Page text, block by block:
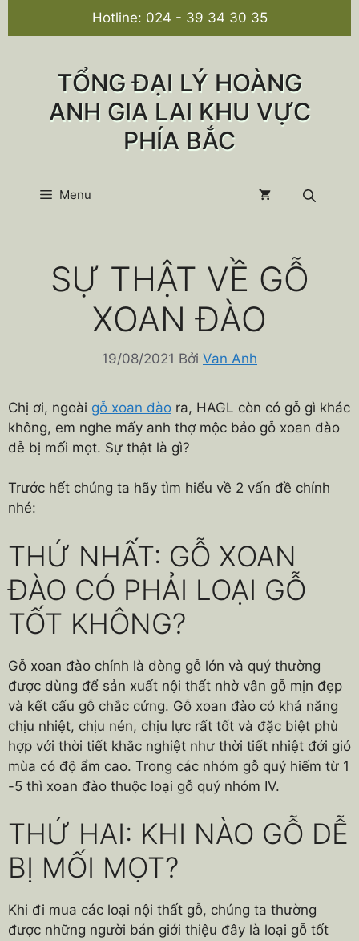
Hotline: 024 - 39 34 30 35
TỔNG ĐẠI LÝ HOÀNG
ANH GIA LAI KHU VỰC
PHÍA BẮC
Menu
SỰ THẬT VỀ GỖ
XOAN ĐÀO
19/08/2021 Bởi Van Anh
Chị ơi, ngoài gỗ xoan đào ra, HAGL còn có gỗ gì khác
không, em nghe mấy anh thợ mộc bảo gỗ xoan đào
dễ bị mối mọt. Sự thật là gì?
Trước hết chúng ta hãy tìm hiểu về 2 vấn đề chính
nhé:
THỨ NHẤT: GỖ XOAN
ĐÀO CÓ PHẢI LOẠI GỖ
TỐT KHÔNG?
Gỗ xoan đào chính là dòng gỗ lớn và quý thường
được dùng để sản xuất nội thất nhờ vân gỗ mịn đẹp
và kết cấu gỗ chắc cứng. Gỗ xoan đào có khả năng
chịu nhiệt, chịu nén, chịu lực rất tốt và đặc biệt phù
hợp với thời tiết khắc nghiệt như thời tiết nhiệt đới gió
mùa có độ ẩm cao. Trong các nhóm gỗ quý hiếm từ 1
-5 thì xoan đào thuộc loại gỗ quý nhóm IV.
THỨ HAI: KHI NÀO GỖ DỄ
BỊ MỐI MỌT?
Khi đi mua các loại nội thất gỗ, chúng ta thường
được những người bán giới thiệu đây là loại gỗ tốt